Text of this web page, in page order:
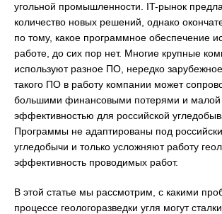
угольной промышленности. IT-рынок
количество новых решений, однако
по тому, какое программное обеспечение
работе, до сих пор нет. Многие крупные
используют разное ПО, нередко зарубежное
такого ПО в работу компании может
большими финансовыми потерями и малой
эффективностью для российской
Программы не адаптированы под
угледобычи и только усложняют работу
эффективность проводимых работ.
В этой статье мы рассмотрим, с какими
процессе геологоразведки угля могут